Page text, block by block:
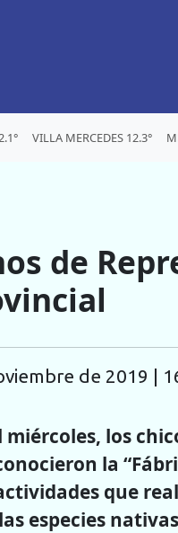
VILLA MERCEDES 12.3°
de
de 2019 |
los
la
que
especies